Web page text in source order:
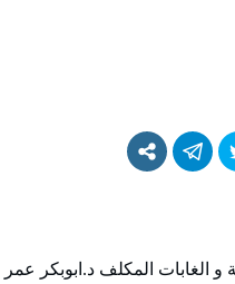
و الغابات المكلف د.ابوبكر عمر